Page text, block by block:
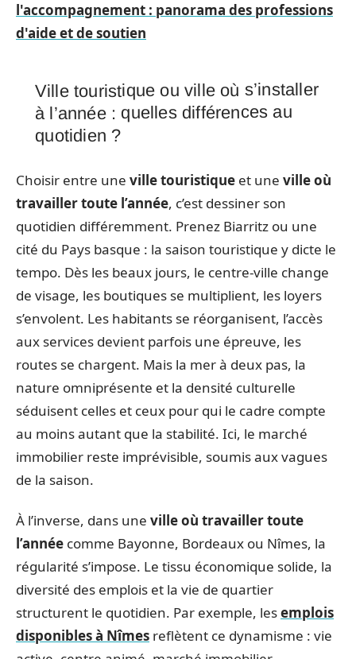
l'accompagnement : panorama des professions
d'aide et de soutien
Ville touristique ou ville où s’installer
à l’année : quelles différences au
quotidien ?
Choisir entre une ville touristique et une ville où
travailler toute l’année, c’est dessiner son
quotidien différemment. Prenez Biarritz ou une
cité du Pays basque : la saison touristique y dicte le
tempo. Dès les beaux jours, le centre-ville change
de visage, les boutiques se multiplient, les loyers
s’envolent. Les habitants se réorganisent, l’accès
aux services devient parfois une épreuve, les
routes se chargent. Mais la mer à deux pas, la
nature omniprésente et la densité culturelle
séduisent celles et ceux pour qui le cadre compte
au moins autant que la stabilité. Ici, le marché
immobilier reste imprévisible, soumis aux vagues
de la saison.
À l’inverse, dans une ville où travailler toute
l’année comme Bayonne, Bordeaux ou Nîmes, la
régularité s’impose. Le tissu économique solide, la
diversité des emplois et la vie de quartier
structurent le quotidien. Par exemple, lesemplois
disponibles à Nîmes reflètent ce dynamisme : vie